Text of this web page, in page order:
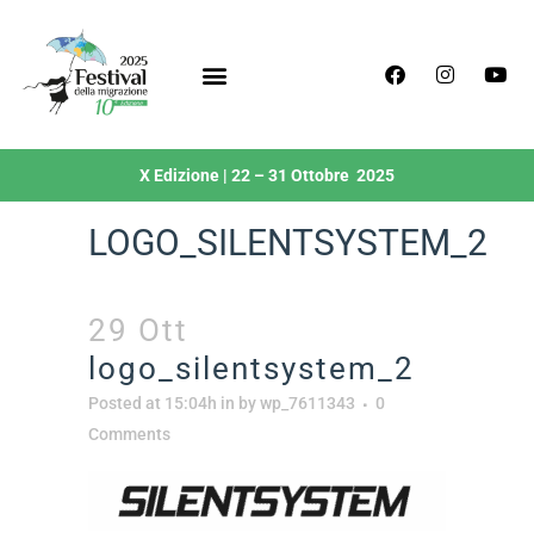
X Edizione | 22 – 31 Ottobre 2025
LOGO_SILENTSYSTEM_2
29 Ott
logo_silentsystem_2
Posted at 15:04h in bywp_7611343
0
Comments